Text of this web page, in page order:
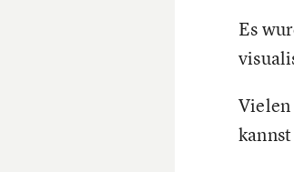
Es
Vielen